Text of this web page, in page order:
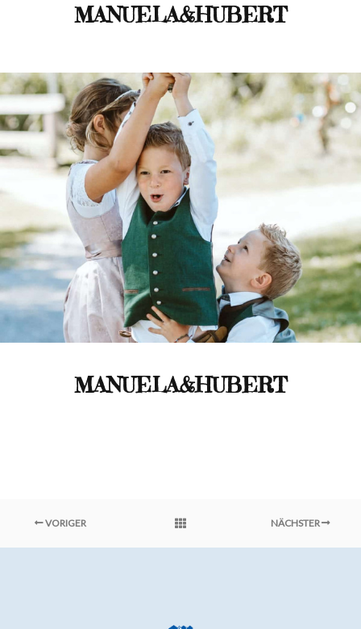
MANUELA&HUBERT
MANUELA&HUBERT
VORIGER NÄCHSTER